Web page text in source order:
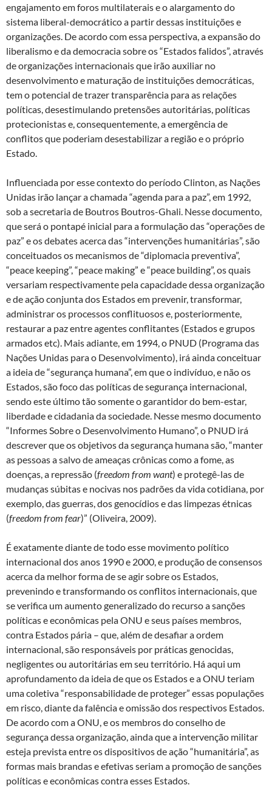
engajamento em foros multilaterais e o alargamento do
sistema liberal-democrático a partir dessas instituições e
organizações. De acordo com essa perspectiva, a expansão do
liberalismo e da democracia sobre os “Estados falidos”, através
de organizações internacionais que irão auxiliar no
desenvolvimento e maturação de instituições democráticas,
tem o potencial de trazer transparência para as relações
políticas, desestimulando pretensões autoritárias, políticas
protecionistas e, consequentemente, a emergência de
conflitos que poderiam desestabilizar a região e o próprio
Estado.
Influenciada por esse contexto do período Clinton, as Nações
Unidas irão lançar a chamada “agenda para a paz”, em 1992,
sob a secretaria de Boutros Boutros-Ghali. Nesse documento,
que será o pontapé inicial para a formulação das “operações de
paz” e os debates acerca das “intervenções humanitárias”, são
conceituados os mecanismos de “diplomacia preventiva”,
“peace keeping”, “peace making” e “peace building”, os quais
versariam respectivamente pela capacidade dessa organização
e de ação conjunta dos Estados em prevenir, transformar,
administrar os processos conflituosos e, posteriormente,
restaurar a paz entre agentes conflitantes (Estados e grupos
armados etc). Mais adiante, em 1994, o PNUD (Programa das
Nações Unidas para o Desenvolvimento), irá ainda conceituar
a ideia de “segurança humana”, em que o indivíduo, e não os
Estados, são foco das políticas de segurança internacional,
sendo este último tão somente o garantidor do bem-estar,
liberdade e cidadania da sociedade. Nesse mesmo documento
“Informes Sobre o Desenvolvimento Humano”, o PNUD irá
descrever que os objetivos da segurança humana são, “manter
as pessoas a salvo de ameaças crônicas como a fome, as
doenças, a repressão (freedom from want) e protegê-las de
mudanças súbitas e nocivas nos padrões da vida cotidiana, por
exemplo, das guerras, dos genocídios e das limpezas étnicas
(freedom from fear)” (Oliveira, 2009).
É exatamente diante de todo esse movimento político
internacional dos anos 1990 e 2000, e produção de consensos
acerca da melhor forma de se agir sobre os Estados,
prevenindo e transformando os conflitos internacionais, que
se verifica um aumento generalizado do recurso a sanções
políticas e econômicas pela ONU e seus países membros,
contra Estados pária – que, além de desafiar a ordem
internacional, são responsáveis por práticas genocidas,
negligentes ou autoritárias em seu território. Há aqui um
aprofundamento da ideia de que os Estados e a ONU teriam
uma coletiva “responsabilidade de proteger” essas populações
em risco, diante da falência e omissão dos respectivos Estados.
De acordo com a ONU, e os membros do conselho de
segurança dessa organização, ainda que a intervenção militar
esteja prevista entre os dispositivos de ação “humanitária”, as
formas mais brandas e efetivas seriam a promoção de sanções
políticas e econômicas contra esses Estados.